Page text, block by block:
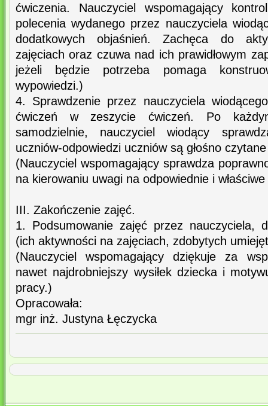
ćwiczenia. Nauczyciel wspomagający
polecenia wydanego przez nauczyciela
dodatkowych objaśnień. Zachęca do
zajęciach oraz czuwa nad ich prawidłowym
jeżeli będzie potrzeba pomaga
wypowiedzi.)
4. Sprawdzenie przez nauczyciela
ćwiczeń w zeszycie ćwiczeń. Po
samodzielnie, nauczyciel wiodący
uczniów-odpowiedzi uczniów są głośno
(Nauczyciel wspomagający sprawdza
na kierowaniu uwagi na odpowiednie i właściwe
III. Zakończenie zajęć.
1. Podsumowanie zajęć przez nauczyciela,
(ich aktywności na zajęciach, zdobytych
(Nauczyciel wspomagający dziękuje za
nawet najdrobniejszy wysiłek dziecka i
pracy.)
Opracowała:
mgr inż. Justyna Łęczycka